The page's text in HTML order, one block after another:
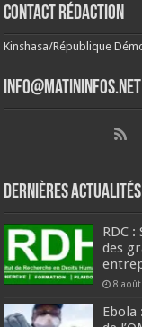
Contact Rédaction
Kinshasa/République
Dernières Actualités
RDC :
des
8
Ebola